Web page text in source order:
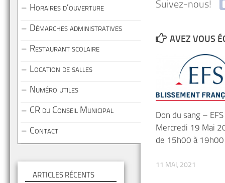
Suivez-nous!
AVEZ VOUS
Don du sang –
Mercredi 19 Mai
de 15h00 à 19h00
11 MAI, 2021
Horaires d’ouverture
Démarches administratives
Restaurant scolaire
Location de salles
Numéro utiles
CR du Conseil Municipal
Contact
ARTICLES RÉCENTS